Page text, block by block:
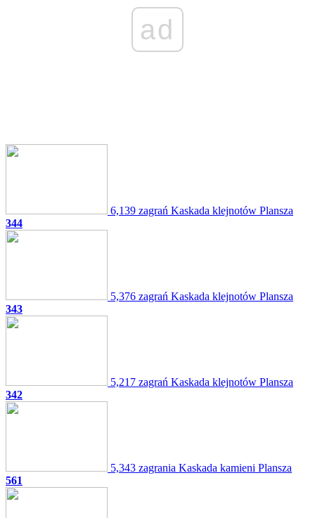
ad
6,139 zagrań Kaskada klejnotów Plansza
344
5,376 zagrań Kaskada klejnotów Plansza
343
5,217 zagrań Kaskada klejnotów Plansza
342
5,343 zagrania Kaskada kamieni Plansza
561